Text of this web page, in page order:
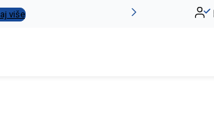
više